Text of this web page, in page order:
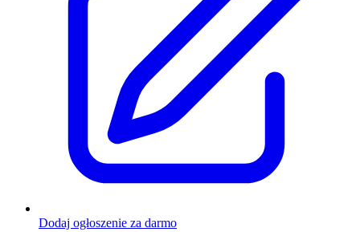
Dodaj ogłoszenie za darmo